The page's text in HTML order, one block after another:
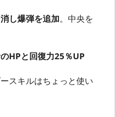
し爆弾を追加。中央を
HPと回復力25％UP
スキルはちょっと使い